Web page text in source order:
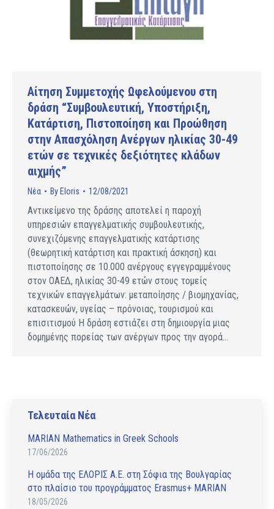
Αίτηση Συμμετοχής Ωφελούμενου στη
δράση “Συμβουλευτική, Υποστήριξη,
Κατάρτιση, Πιστοποίηση και Προώθηση
στην Απασχόληση Ανέργων ηλικίας 30-49
ετών σε τεχνικές δεξιότητες κλάδων
αιχμής”
Νέα ByEloris 12/08/2021
Αντικείμενο της δράσης αποτελεί η παροχή
υπηρεσιών επαγγελματικής συμβουλευτικής,
συνεχιζόμενης επαγγελματικής κατάρτισης
(θεωρητική κατάρτιση και πρακτική άσκηση) και
πιστοποίησης σε 10.000 ανέργους εγγεγραμμένους
στον ΟΑΕΔ, ηλικίας 30-49 ετών στους τομείς
τεχνικών επαγγελμάτων: μεταποίησης / βιομηχανίας,
κατασκευών, υγείας – πρόνοιας, τουρισμού και
επισιτισμού Η δράση εστιάζει στη δημιουργία μιας
δομημένης πορείας των ανέργων προς την αγορά…
Τελευταία Νέα
MARIAN Mathematics in Greek Schools
17/06/2026
Η ομάδα της ΕΛΟΡΙΣ Α.Ε. στη Σόφια της Βουλγαρίας
στο πλαίσιο του προγράμματος Erasmus+ MARIAN
18/05/2026